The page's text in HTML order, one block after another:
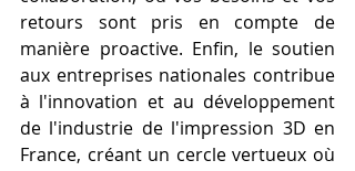
retours sont pris en compte de
manière proactive. Enfin, le soutien
aux entreprises nationales contribue
à l'innovation et au développement
de l'industrie de l'impression 3D en
France, créant un cercle vertueux où